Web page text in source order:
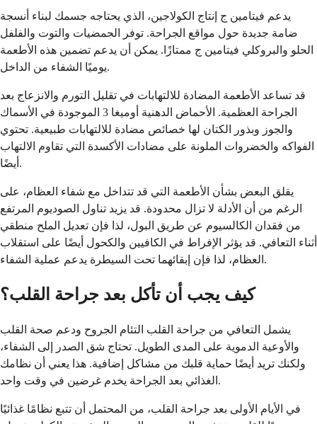
يدعم فيتامين ج إنتاج الكولاجين، الذي يحتاجه جسمك لبناء أنسجة
ضامة جديدة حول مواقع الجراحة. توفر الحمضيات والتوت والفلفل
الحلو والبروكلي فيتامين ج ممتازًا. يمكن أن يدعم تضمين هذه الأطعمة
يوميًا الشفاء من الداخل.
قد تساعد الأطعمة المضادة للالتهابات في تقليل التورم والانزعاج بعد
الجراحة العظمية. الأحماض الدهنية أوميغا 3 الموجودة في الأسماك
والجوز وبذور الكتان لها خصائص مضادة للالتهابات طبيعية. تحتوي
الفواكه والخضروات الملونة على مضادات الأكسدة التي تقاوم الالتهاب
أيضًا.
يقلق البعض بشأن الأطعمة التي قد تتداخل مع شفاء العظام، على
الرغم من أن الأدلة لا تزال محدودة. قد يزيد تناول الصوديوم المرتفع
من فقدان الكالسيوم عن طريق البول، لذا فإن تعديل الملح منطقي
أثناء التعافي. قد يؤثر الإفراط في الكافيين والكحول أيضًا على استقلاب
العظام، لذا فإن إبقائهما تحت السيطرة يدعم عملية الشفاء.
كيف يجب أن تأكل بعد جراحة القلب؟
يشمل التعافي من جراحة القلب التئام الجروح ودعم صحة القلب
والأوعية الدموية على المدى الطويل. تحتاج شق الصدر إلى الشفاء،
ولكنك تريد أيضًا حماية قلبك من مشاكل إضافية. هذا يعني أن نظامك
الغذائي بعد الجراحة يخدم غرضين في وقت واحد.
في الأيام الأولى بعد جراحة القلب، من المحتمل أن تتبع نظامًا غذائيًا